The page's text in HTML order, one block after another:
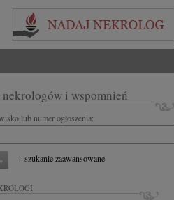
nekrologów i wspomnień
lub numer ogłoszenia:
+ szukanie zaawansowane